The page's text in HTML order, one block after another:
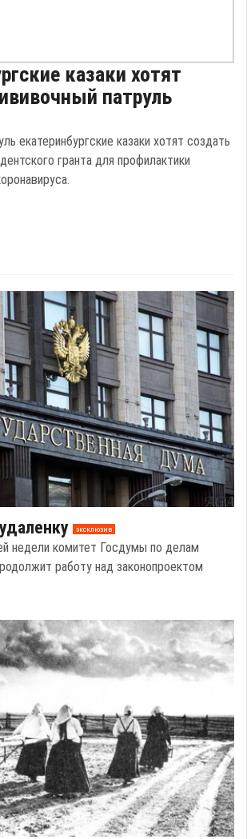
казаки хотят
патруль
екатеринбургские казаки хотят создать
гранта для профилактики
эксклюзив
недели комитет Госдумы по делам
работу над законопроектом